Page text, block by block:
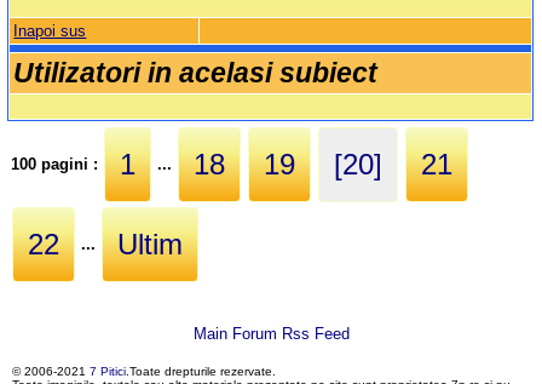
Inapoi sus
Utilizatori in acelasi subiect
100 pagini : 1 ... 18 19 [20] 21
22 ... Ultim
Main Forum Rss Feed
© 2006-2021 7 Pitici.Toate drepturile rezervate.